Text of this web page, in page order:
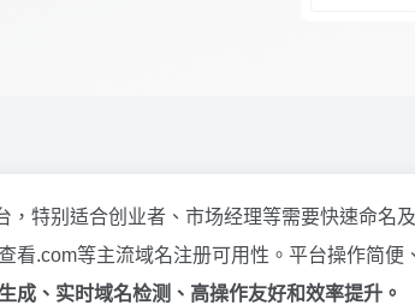
，特别适合创业者、市场经理等需要快速命名
看.com等主流域名注册可用性。平台操作简
成、实时域名检测、高操作友好和效率提升。